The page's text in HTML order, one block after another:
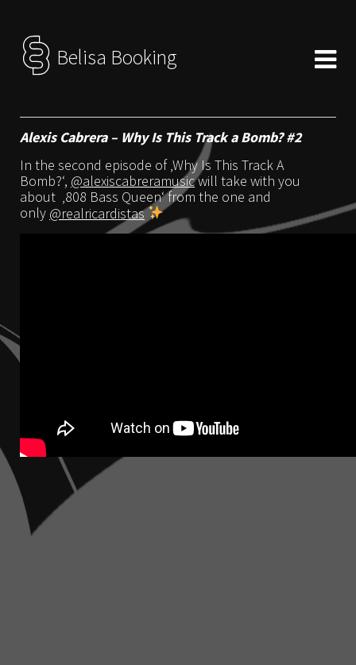
Belisa Booking
Alexis Cabrera – Why Is This Track a Bomb? #2
In the second episode of ‚Why Is This Track A
Bomb?‘, @alexiscabreramusicwill take with you
about ‚808 Bass Queen‘ from the one and
only @realricardistas